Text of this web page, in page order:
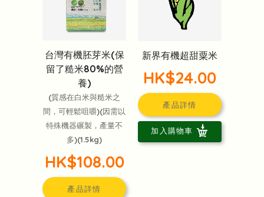
台灣有機胚芽米(保
留了糙米80%的營
養)
(質感在白米與糙米之
間，可輕鬆咀嚼)(因需以
特殊機器碾製，產量不
多)(1.5kg)
HK$108.00
產品詳情
新界有機超甜粟米
HK$24.00
產品詳情
加入購物車